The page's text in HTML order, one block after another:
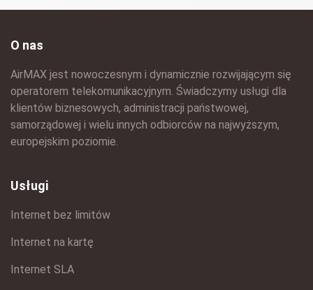
O nas
AirMAX jest nowoczesnym i dynamicznie rozwijającym się
operatorem telekomunikacyjnym. Świadczymy usługi dla
klientów biznesowych, administracji państwowej,
samorządowej i wielu innych odbiorców na najwyższym,
europejskim poziomie.
Usługi
Internet bez limitów
Internet na kartę
Internet SLA